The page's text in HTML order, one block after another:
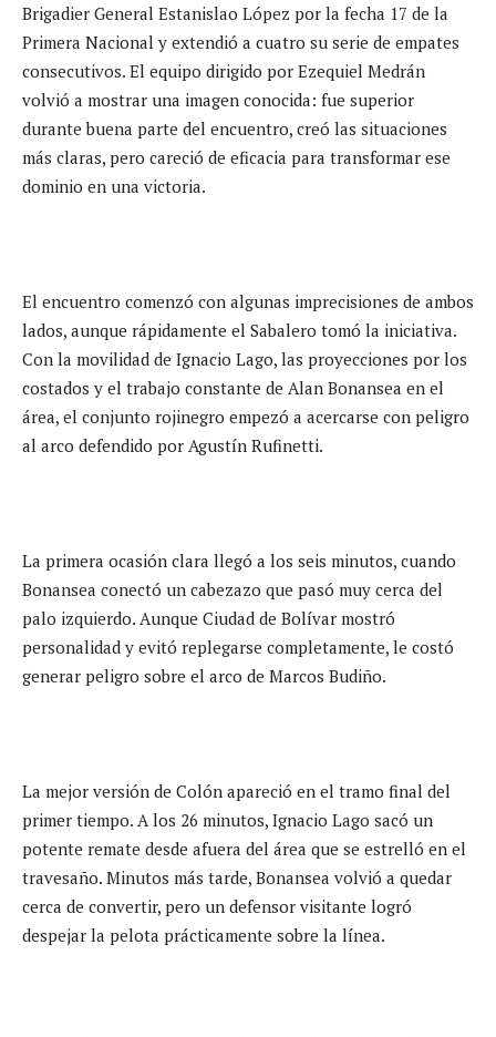
Brigadier General Estanislao López por la fecha 17 de la
Primera Nacional y extendió a cuatro su serie de empates
consecutivos. El equipo dirigido por Ezequiel Medrán
volvió a mostrar una imagen conocida: fue superior
durante buena parte del encuentro, creó las situaciones
más claras, pero careció de eficacia para transformar ese
dominio en una victoria.
El encuentro comenzó con algunas imprecisiones de ambos
lados, aunque rápidamente el Sabalero tomó la iniciativa.
Con la movilidad de Ignacio Lago, las proyecciones por los
costados y el trabajo constante de Alan Bonansea en el
área, el conjunto rojinegro empezó a acercarse con peligro
al arco defendido por Agustín Rufinetti.
La primera ocasión clara llegó a los seis minutos, cuando
Bonansea conectó un cabezazo que pasó muy cerca del
palo izquierdo. Aunque Ciudad de Bolívar mostró
personalidad y evitó replegarse completamente, le costó
generar peligro sobre el arco de Marcos Budiño.
La mejor versión de Colón apareció en el tramo final del
primer tiempo. A los 26 minutos, Ignacio Lago sacó un
potente remate desde afuera del área que se estrelló en el
travesaño. Minutos más tarde, Bonansea volvió a quedar
cerca de convertir, pero un defensor visitante logró
despejar la pelota prácticamente sobre la línea.